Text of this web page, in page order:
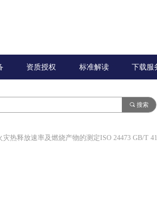
资质授权 标准解读 下载服
热释放速率及燃烧产物的测定ISO 24473 GB/T
끠 搜索